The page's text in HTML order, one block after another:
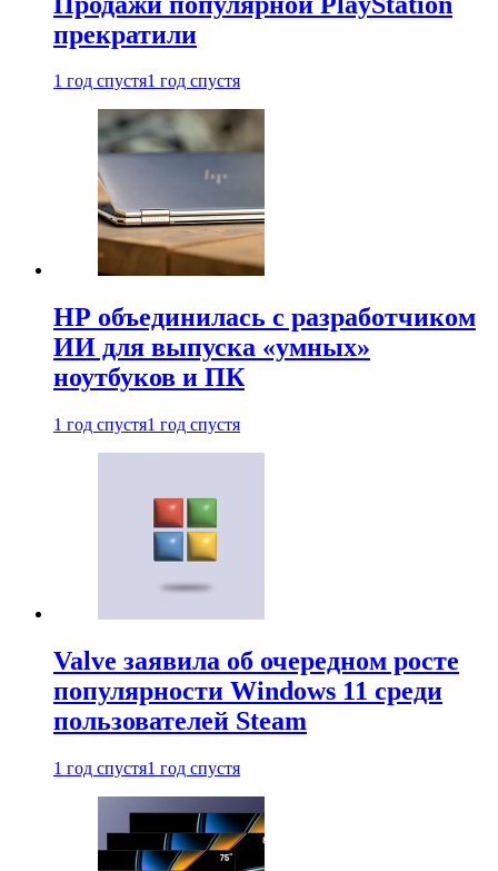
прекратили
1 год спустя1 год спустя
HP объединилась с разработчиком
ИИ для выпуска «умных»
ноутбуков и ПК
1 год спустя1 год спустя
Valve заявила об очередном росте
популярности Windows 11 среди
пользователей Steam
1 год спустя1 год спустя